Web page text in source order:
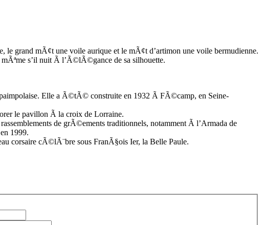
grand mÃ¢t une voile aurique et le mÃ¢t d’artimon une voile bermudienne.
s’il nuit Ã l’Ã©lÃ©gance de sa silhouette.
Elle a Ã©tÃ© construite en 1932 Ã FÃ©camp, en Seine-
le pavillon Ã la croix de Lorraine.
de grÃ©ements traditionnels, notamment Ã l’Armada de
1999.
corsaire cÃ©lÃ¨bre sous FranÃ§ois Ier, la Belle Paule.